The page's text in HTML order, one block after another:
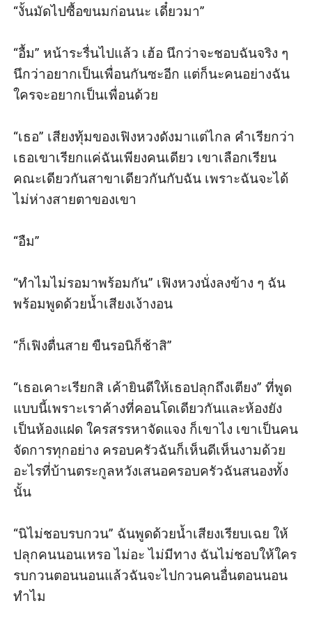
“งั้นมัดไปซื้อขนมก่อนนะ เดี๋ยวมา”
“อื้ม” หน้าระรื่นไปแล้ว เฮ้อ นึกว่าจะชอบฉันจริง ๆ
นึกว่าอยากเป็นเพื่อนกันซะอีก แต่ก็นะคนอย่างฉัน
ใครจะอยากเป็นเพื่อนด้วย
“เธอ” เสียงทุ้มของเฟิงหวงดังมาแต่ไกล คำเรียกว่า
เธอเขาเรียกแค่ฉันเพียงคนเดียว เขาเลือกเรียน
คณะเดียวกันสาขาเดียวกันกับฉัน เพราะฉันจะได้
ไม่ห่างสายตาของเขา
“อืม”
“ทำไมไม่รอมาพร้อมกัน” เฟิงหวงนั่งลงข้าง ๆ ฉัน
พร้อมพูดด้วยน้ำเสียงเง้างอน
“ก็เฟิงตื่นสาย ขืนรอนิก็ช้าสิ”
“เธอเคาะเรียกสิ เค้ายินดีให้เธอปลุกถึงเตียง” ที่พูด
แบบนี้เพราะเราค้างที่คอนโดเดียวกันและห้องยัง
เป็นห้องแฝด ใครสรรหาจัดแจง ก็เขาไง เขาเป็นคน
จัดการทุกอย่าง ครอบครัวฉันก็เห็นดีเห็นงามด้วย
อะไรที่บ้านตระกูลหวังเสนอครอบครัวฉันสนองทั้ง
นั้น
“นิไม่ชอบรบกวน” ฉันพูดด้วยน้ำเสียงเรียบเฉย ให้
ปลุกคนนอนเหรอ ไม่อะ ไม่มีทาง ฉันไม่ชอบให้ใคร
รบกวนตอนนอนแล้วฉันจะไปกวนคนอื่นตอนนอน
ทำไม